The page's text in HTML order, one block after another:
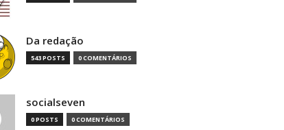
Da redação
543 POSTS 0 COMENTÁRIOS
socialseven
0 POSTS 0 COMENTÁRIOS